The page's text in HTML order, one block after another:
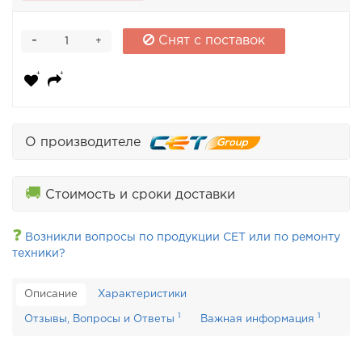
+
- Снят с поставок
О производителе
🚚 Стоимость и сроки доставки
❓ Возникли вопросы по продукции CET или по ремонту
техники?
Описание Характеристики
Отзывы, Вопросы и Ответы Важная информация